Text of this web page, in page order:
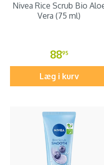
Nivea Rice Scrub Bio
Vera (75 ml)
8895
Læg i kurv